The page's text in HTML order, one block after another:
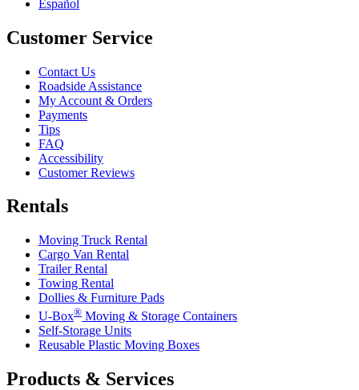
Español
Customer Service
Contact Us
Roadside Assistance
My Account & Orders
Payments
Tips
FAQ
Accessibility
Customer Reviews
Rentals
Moving Truck Rental
Cargo Van Rental
Trailer Rental
Towing Rental
Dollies & Furniture Pads
U-Box® Moving & Storage Containers
Self-Storage Units
Reusable Plastic Moving Boxes
Products & Services